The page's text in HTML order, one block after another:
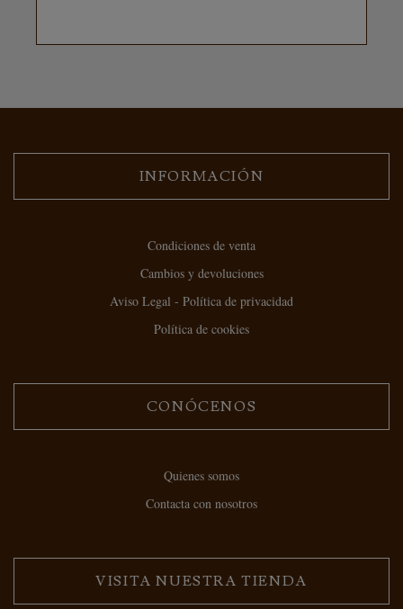
INFORMACIÓN
Condiciones de venta
Cambios y devoluciones
Aviso Legal - Política de privacidad
Política de cookies
CONÓCENOS
Quienes somos
Contacta con nosotros
VISITA NUESTRA TIENDA